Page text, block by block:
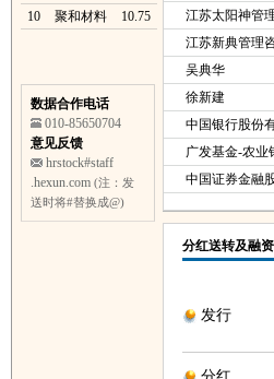
10
聚和材料 10.75
数据合作电话
010-85650704
意见反馈
hrstock#staff
.hexun.com (注：发
送时将#替换成@)
江苏太阳神管
江苏新典管理
吴典华
徐新建
中国银行股份
广发基金-农业
中国证券金融
分红送转及融
发行